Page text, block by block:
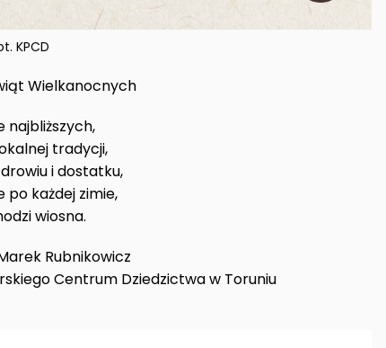
KPCD
Wielkanocnych
najbliższych,
tradycji,
i dostatku,
po każdej zimie,
wiosna.
Rubnikowicz
Centrum Dziedzictwa w Toruniu